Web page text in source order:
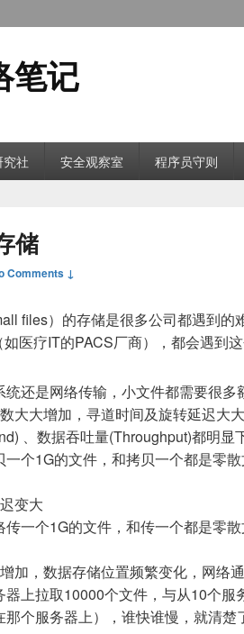
笔记
社 安全观察室 程序员守则
储
Comments ↓
files）的存储是很多公司都遇到的
医疗IT的PACS厂商），都会遇到这
还是网络传输，小文件都需要很多
大大增加，寻道时间及旋转延迟大
、数据吞吐量(Throughput)都明显
个1G的文件，和拷贝一个都是零
变大
一个1G的文件，和传一个都是零
加，数据存储位置频繁变化，网络
上拉取10000个文件，与从10个服
个服务器上），谁快谁慢，就清楚